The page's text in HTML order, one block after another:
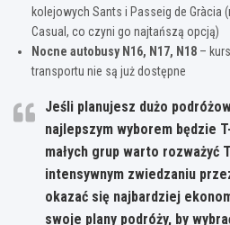
kolejowych Sants i Passeig de Gràcia
Casual, co czyni go najtańszą opcją)
Nocne autobusy N16, N17, N18 –
transportu nie są już dostępne
Jeśli planujesz dużo
najlepszym wyborem będzie
małych grup warto rozważyć
intensywnym zwiedzaniu
okazać się najbardziej
swoje plany podróży, by